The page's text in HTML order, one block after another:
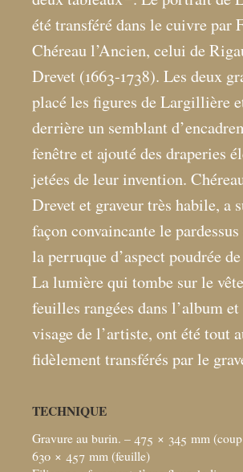
été transféré dans le cuivre par
Chéreau l’Ancien, celui de
Drevet (1663-1738). Les deux
placé les figures de Largillière
derrière un semblant
fenêtre et ajouté des draperies
jetées de leur invention.
Drevet et graveur très habile, a
façon convaincante le
la perruque d’aspect poudrée
La lumière qui tombe sur le
feuilles rangées dans l’album et
visage de l’artiste, ont été tout
fidèlement transférés par le
TECHNIQUE
Gravure au burin. – 475 × 345 mm
630 × 457 mm (feuille)